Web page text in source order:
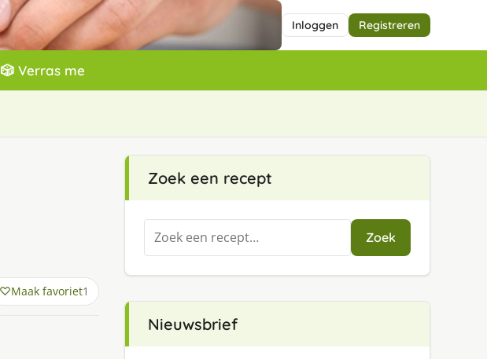
Inloggen Registreren
🎲 Verras me
Maak favoriet1
Zoek een recept
Zoeken
naar:
Zoek
Nieuwsbrief